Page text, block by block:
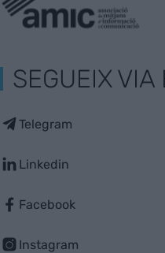
SEGUEIX VIA
Telegram
Linkedin
Facebook
Instagram